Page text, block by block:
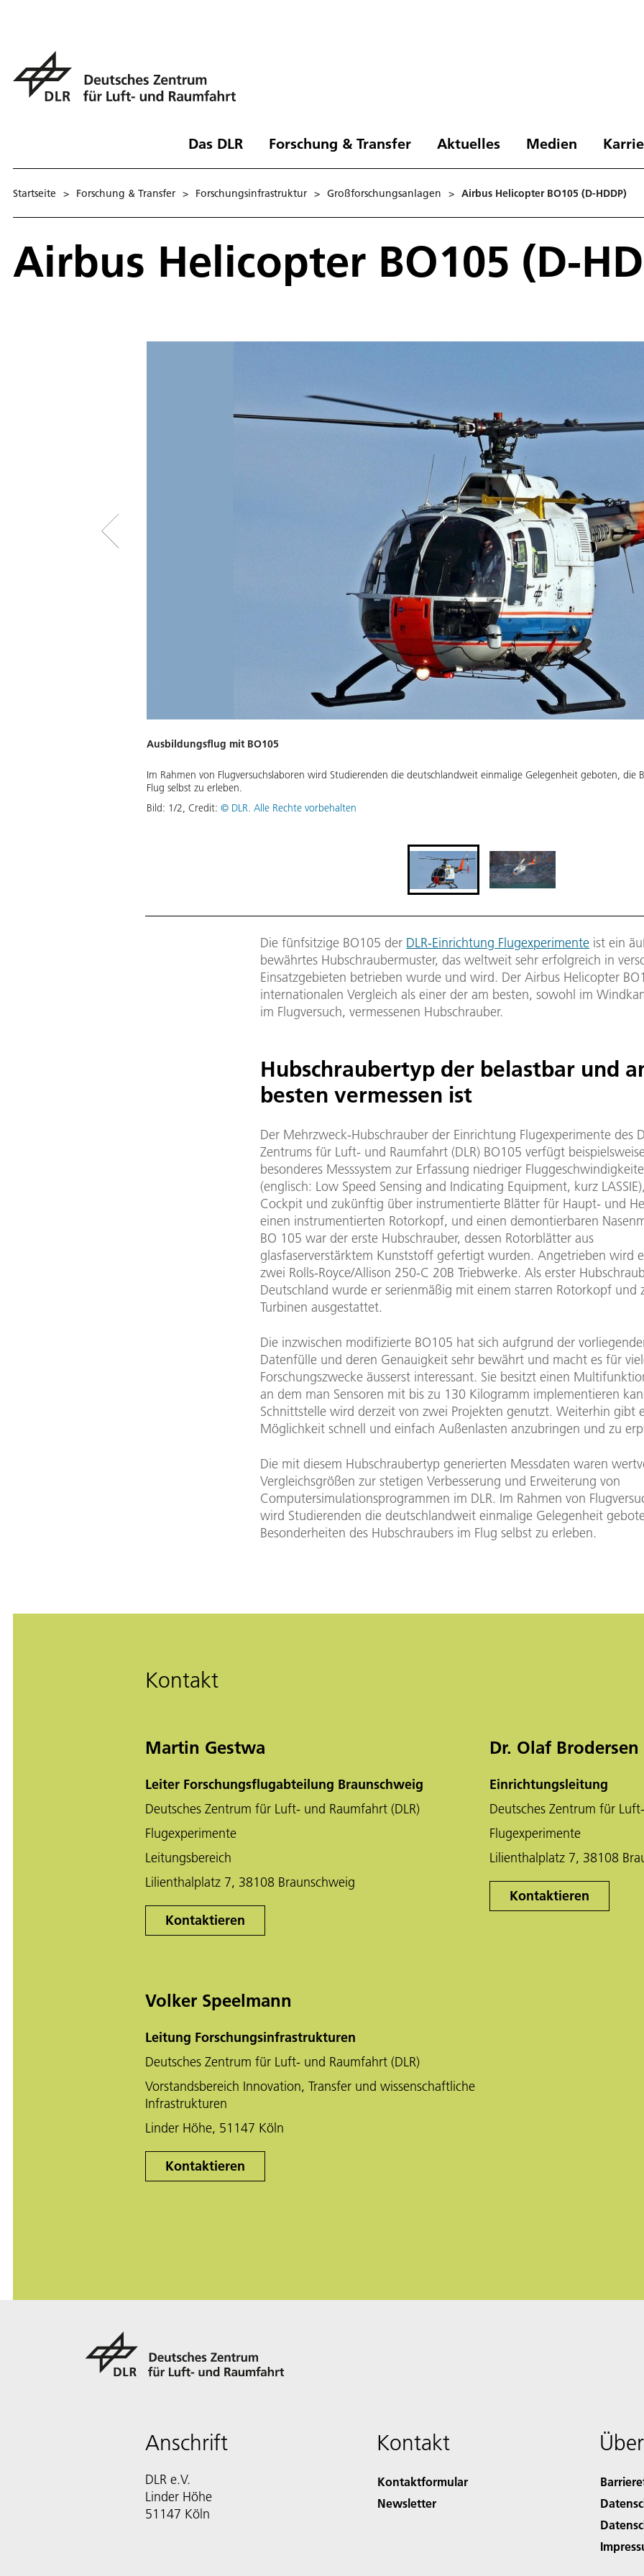
Das DLR Forschung & Transfer Aktuelles Medien
Startseite > Forschung & Transfer > Forschungsinfrastruktur > Großforschungsanlagen > Airbus Helicopter BO105 (D-HDDP)
Airbus Helicopter BO105 (D-
Ausbildungsflug mit BO105
Im Rahmen von Flugversuchslaboren wird Studierenden die deutschlandweit einmalige Gelegenheit geboten, die
Flug selbst zu erleben.
Bild: 1/2, Credit:© DLR. Alle Rechte vorbehalten
Die fünfsitzige BO105 der DLR-Einrichtung Flugexperimente ist ein
bewährtes Hubschraubermuster, das weltweit sehr erfolgreich in
Einsatzgebieten betrieben wurde und wird. Der Airbus Helicopter
internationalen Vergleich als einer der am besten, sowohl im
im Flugversuch, vermessenen Hubschrauber.
Hubschraubertyp der belastbar und
besten vermessen ist
Der Mehrzweck-Hubschrauber der Einrichtung Flugexperimente des
Zentrums für Luft- und Raumfahrt (DLR) BO105 verfügt
besonderes Messsystem zur Erfassung niedriger
(englisch: Low Speed Sensing and Indicating Equipment, kurz
Cockpit und zukünftig über instrumentierte Blätter für Haupt- und
einen instrumentierten Rotorkopf, und einen demontierbaren
BO 105 war der erste Hubschrauber, dessen Rotorblätter aus
glasfaserverstärktem Kunststoff gefertigt wurden. Angetrieben wird
zwei Rolls-Royce/Allison 250-C 20B Triebwerke. Als erster
Deutschland wurde er serienmäßig mit einem starren Rotorkopf und
Turbinen ausgestattet.
Die inzwischen modifizierte BO105 hat sich aufgrund der
Datenfülle und deren Genauigkeit sehr bewährt und macht es für
Forschungszwecke äusserst interessant. Sie besitzt einen
an dem man Sensoren mit bis zu 130 Kilogramm implementieren
Schnittstelle wird derzeit von zwei Projekten genutzt. Weiterhin gibt
Möglichkeit schnell und einfach Außenlasten anzubringen und zu
Die mit diesem Hubschraubertyp generierten Messdaten waren
Vergleichsgrößen zur stetigen Verbesserung und Erweiterung von
Computersimulationsprogrammen im DLR. Im Rahmen von
wird Studierenden die deutschlandweit einmalige Gelegenheit
Besonderheiten des Hubschraubers im Flug selbst zu erleben.
Kontakt
Martin Gestwa
Leiter Forschungsflugabteilung Braunschweig
Deutsches Zentrum für Luft- und Raumfahrt (DLR)
Flugexperimente
Leitungsbereich
Lilienthalplatz 7, 38108 Braunschweig
Kontaktieren
Dr. Olaf Brodersen
Einrichtungsleitung
Deutsches Zentrum für
Flugexperimente
Lilienthalplatz 7, 38108
Kontaktieren
Volker Speelmann
Leitung Forschungsinfrastrukturen
Deutsches Zentrum für Luft- und Raumfahrt (DLR)
Vorstandsbereich Innovation, Transfer und wissenschaftliche
Infrastrukturen
Linder Höhe, 51147 Köln
Kontaktieren
Anschrift
DLR e.V.
Linder Höhe
51147 Köln
Kontakt
Kontaktformular
Newsletter